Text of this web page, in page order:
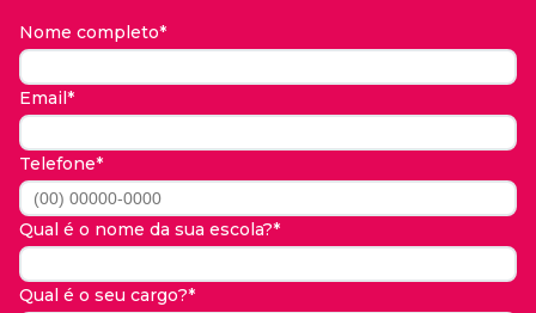
Nome completo*
Email*
Telefone*
Qual é o nome da sua escola?*
Qual é o seu cargo?*